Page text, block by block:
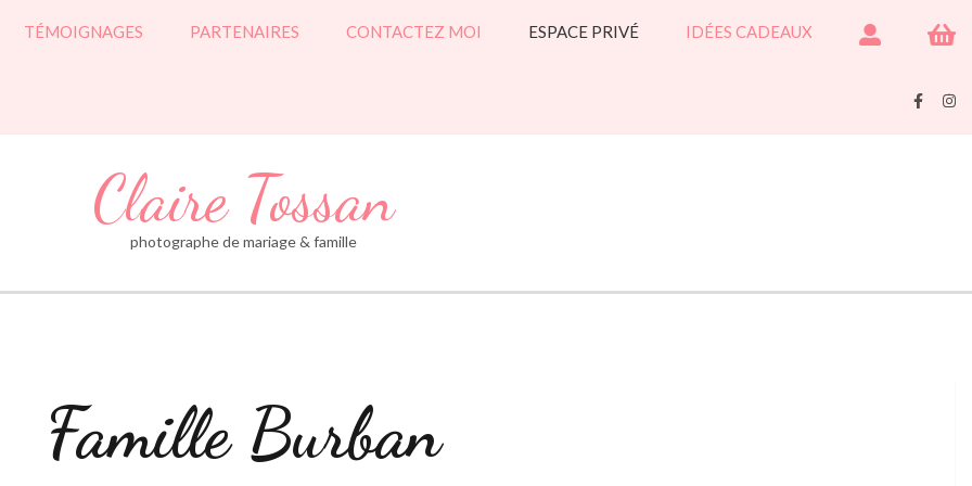
TÉMOIGNAGES PARTENAIRES CONTACTEZ MOI ESPACE PRIVÉ IDÉES CADEAUX
Claire Tossan
photographe de mariage & famille
Famille Burban